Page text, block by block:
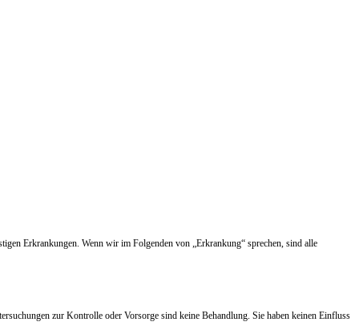
Erkrankungen. Wenn wir im Folgenden von „Erkrankung“ sprechen, sind alle
zur Kontrolle oder Vorsorge sind keine Behandlung. Sie haben keinen Einfluss